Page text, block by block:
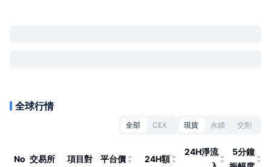
全球行情
全部 CEX 現貨 永續 交割
No 交易所 項目對 平台價 24H額
24H淨流
5分鐘